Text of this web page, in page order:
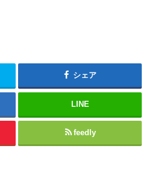
シェア
LINE
feedly